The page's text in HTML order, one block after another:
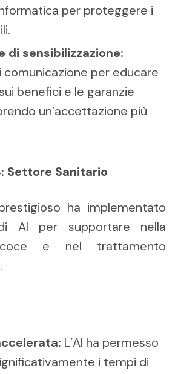
per proteggere i
di sensibilizzazione:
comunicazione per educare
benefici e le garanzie
un’accettazione più
Settore Sanitario
ha implementato
AI per supportare nella
e nel trattamento
L’AI ha permesso
i tempi di